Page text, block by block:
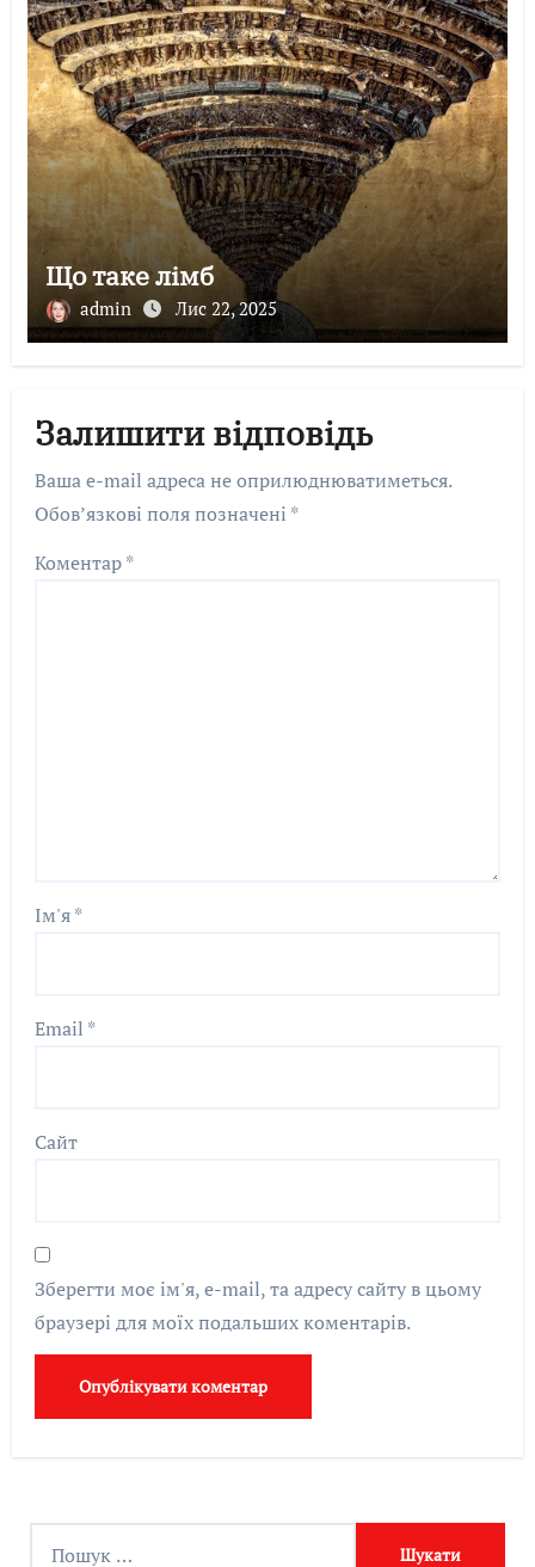
Що таке лімб
admin Лис 22, 2025
Залишити відповідь
Ваша e-mail адреса не оприлюднюватиметься.
Обов’язкові поля позначені *
Коментар*
Ім'я*
Email *
Сайт
Зберегти моє ім'я, e-mail, та адресу сайту в цьому
браузері для моїх подальших коментарів.